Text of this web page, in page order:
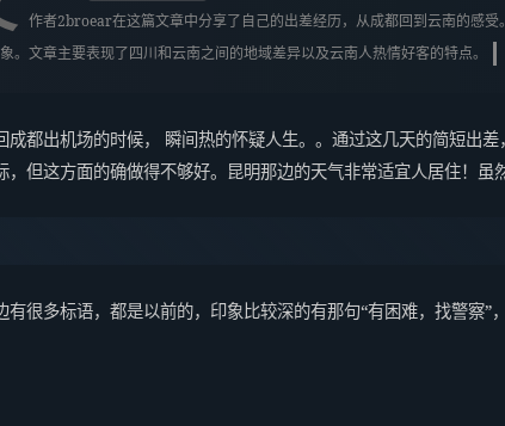
作者2broear在这篇文章中分享了自己的出差经历，从成都回到云南的感
。文章主要表现了四川和云南之间的地域差异以及云南人热情好客的特点。
成都出机场的时候， 瞬间热的怀疑人生。。通过这几天的简短出
，但这方面的确做得不够好。昆明那边的天气非常适宜人居住！
有很多标语，都是以前的，印象比较深的有那句“有困难，找警察